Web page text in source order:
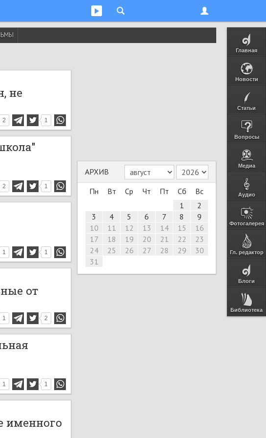
Главная
Новости
Статьи
Вопросы
Медиа
Аудио
Фотогалерея
Гл. редактор
Блоги
Библиотека
не
2 1
2 1
1 1
от
1 2
1 1
именного
АРХИВ
Пн
Вт Ср Чт Пт Сб
Вс
1
2
3
4 5 6 7 8
9
10
11 12 13 14 15
16
17
18 19 20 21 22
23
24
25 26 27 28 29
30
31